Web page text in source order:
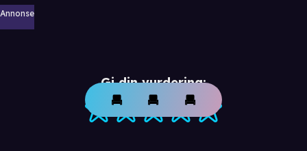
Annonse
Gi din vurdering: